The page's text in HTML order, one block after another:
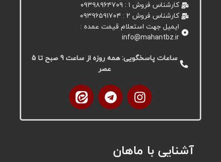
کارشناس فروش ۱ : ۰۹۳۹۸۹۶۴۷۰۹
کارشناس فروش 2 : ۰۹۳۹۶۵۹۱۷۰۴
ایمیل جهت استعلام قیمت عمده :
info@mahantbz.ir
ساعات پاسخگویی: همه روزه از ساعت 9 صبح تا 5
عصر
آشنایی با ماهان